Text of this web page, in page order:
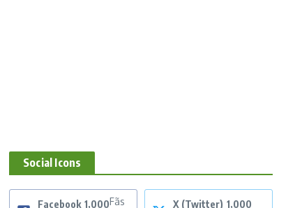
Social Icons
Facebook 1,000Fãs
X (Twitter) 1,000